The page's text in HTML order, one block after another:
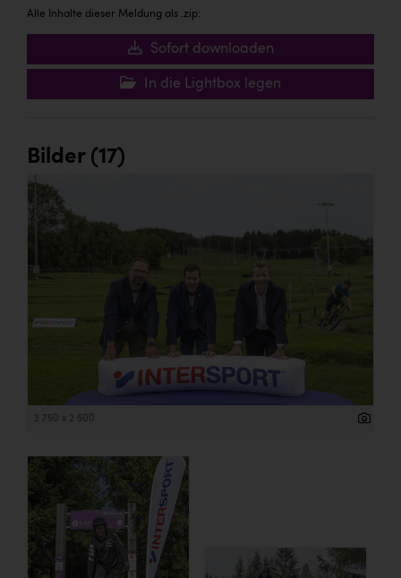
Alle Inhalte dieser Meldung als .zip:
Sofort downloaden
In die Lightbox legen
Bilder (17)
3 750 x 2 500